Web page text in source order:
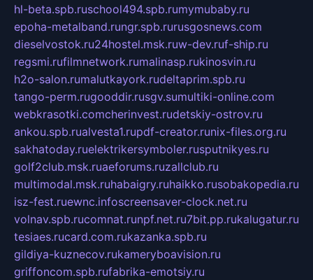
hl-beta.spb.ruschool494.spb.rumymubaby.ru
epoha-metalband.rungr.spb.rurusgosnews.com
dieselvostok.ru24hostel.msk.ruw-dev.ruf-ship.ru
regsmi.rufilmnetwork.rumalinasp.rukinosvin.ru
h2o-salon.rumalutkayork.rudeltaprim.spb.ru
tango-perm.rugooddir.rusgv.sumultiki-online.com
webkrasotki.comcherinvest.rudetskiy-ostrov.ru
ankou.spb.rualvesta1.rupdf-creator.runix-files.org.ru
sakhatoday.ruelektrikersymboler.rusputnikyes.ru
golf2club.msk.ruaeforums.ruzallclub.ru
multimodal.msk.ruhabaigry.ruhaikko.rusobakopedia.ru
isz-fest.ruewnc.infoscreensaver-clock.net.ru
volnav.spb.rucomnat.runpf.net.ru7bit.pp.rukalugatur.ru
tesiaes.rucard.com.rukazanka.spb.ru
gildiya-kuznecov.rukameryboavision.ru
griffoncom.spb.rufabrika-emotsiy.ru